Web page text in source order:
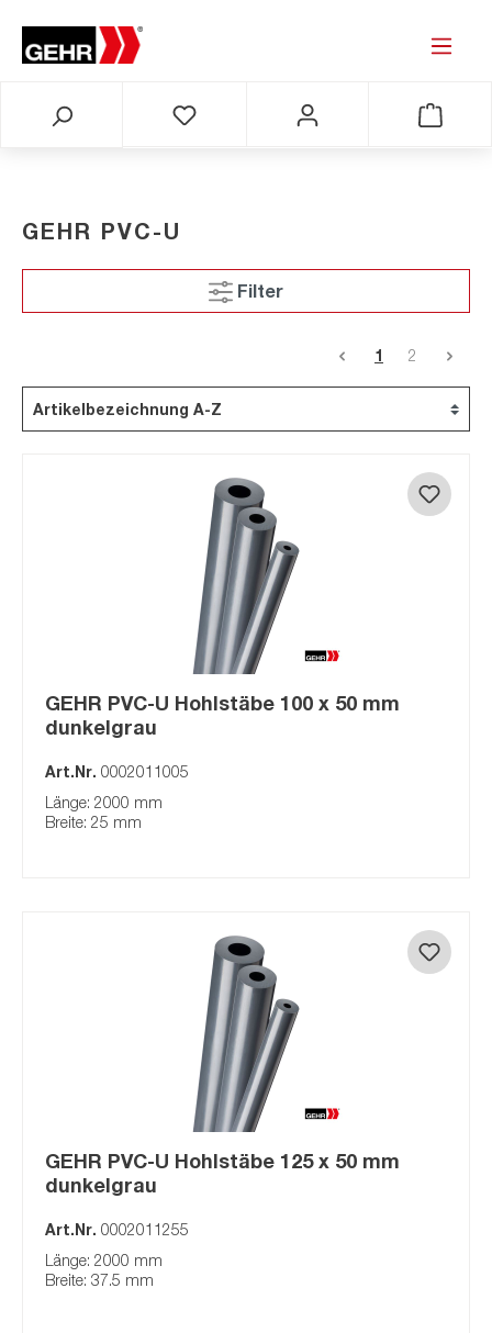
GEHR PVC-U
Filter
1 2
GEHR PVC-U Hohlstäbe 100 x 50 mm
dunkelgrau
Art.Nr. 0002011005
Länge: 2000 mm
Breite: 25 mm
GEHR PVC-U Hohlstäbe 125 x 50 mm
dunkelgrau
Art.Nr. 0002011255
Länge: 2000 mm
Breite: 37.5 mm